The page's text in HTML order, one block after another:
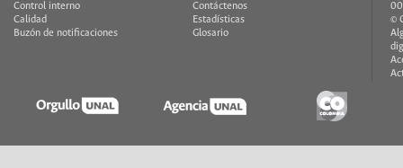
Control interno
Calidad
Buzón de notificaciones
Contáctenos
Estadísticas
Glosario
©